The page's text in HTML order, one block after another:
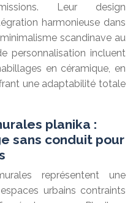
Leur design
harmonieuse dans
scandinave au
personnalisation incluent
en céramique, en
une adaptabilité totale
planika :
sans conduit pour
représentent une
urbains contraints